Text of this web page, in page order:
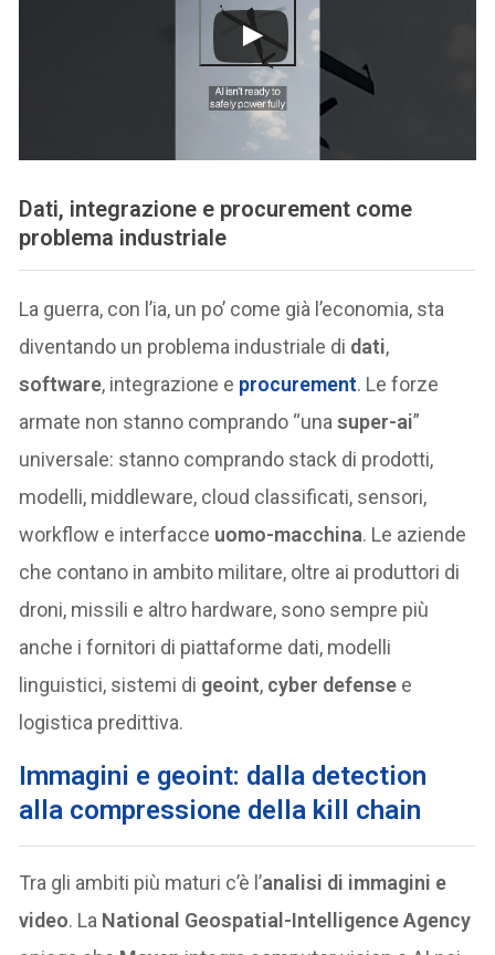
Dati, integrazione e procurement come
problema industriale
La guerra, con l’ia, un po’ come già l’economia, sta
diventando un problema industriale di dati,
software, integrazione e procurement. Le forze
armate non stanno comprando “unasuper-ai”
universale: stanno comprando stack di prodotti,
modelli, middleware, cloud classificati, sensori,
workflow e interfacce uomo-macchina. Le aziende
che contano in ambito militare, oltre ai produttori di
droni, missili e altro hardware, sono sempre più
anche i fornitori di piattaforme dati, modelli
linguistici, sistemi di geoint, cyber defense e
logistica predittiva.
Immagini e geoint: dalla detection
alla compressione della kill chain
Tra gli ambiti più maturi c’è l’analisi di immagini e
video. La National Geospatial-Intelligence Agency